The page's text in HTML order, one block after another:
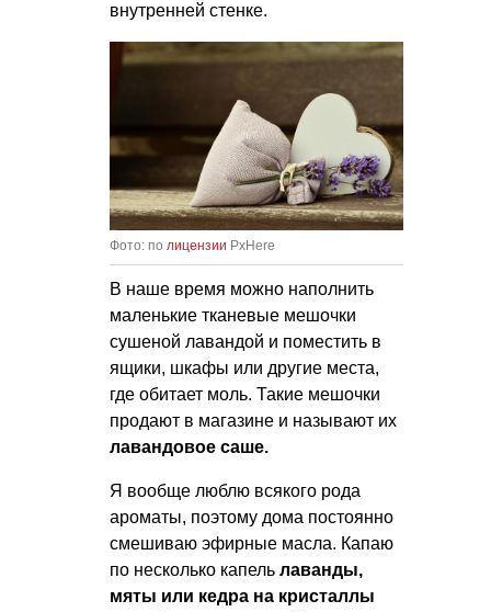
внутренней стенке.
Фото: по лицензии PxHere
В наше время можно наполнить
маленькие тканевые мешочки
сушеной лавандой и поместить в
ящики, шкафы или другие места,
где обитает моль. Такие мешочки
продают в магазине и называют их
лавандовое саше.
Я вообще люблю всякого рода
ароматы, поэтому дома постоянно
смешиваю эфирные масла. Капаю
по несколько капель лаванды,
мяты или кедра на кристаллы